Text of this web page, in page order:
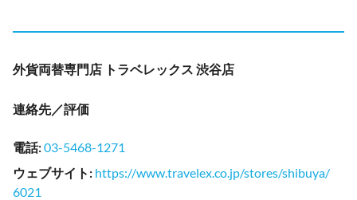
外貨両替専門店 トラベレックス 渋谷店
連絡先／評価
電話:03-5468-1271
ウェブサイト : https://www.travelex.co.jp/stores/shibuya/
6021